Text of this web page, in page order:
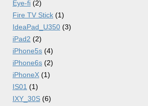
Eye-fi (2)
Fire TV Stick (1)
IdeaPad_U350 (3)
iPad2 (2)
iPhone5s (4)
iPhone6s (2)
iPhoneX (1)
IS01 (1)
IXY_30S (6)